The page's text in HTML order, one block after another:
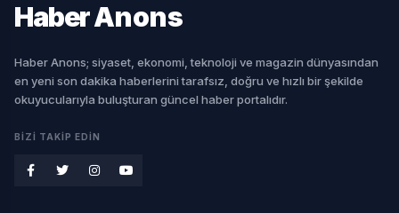
HaberAnons
Haber Anons; siyaset, ekonomi, teknoloji ve magazin dünyasından
en yeni son dakika haberlerini tarafsız, doğru ve hızlı bir şekilde
okuyucularıyla buluşturan güncel haber portalıdır.
BIZI TAKIP EDIN